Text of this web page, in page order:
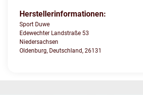
Herstellerinformationen:
Sport Duwe
Edewechter Landstraße 53
Niedersachsen
Oldenburg, Deutschland, 26131